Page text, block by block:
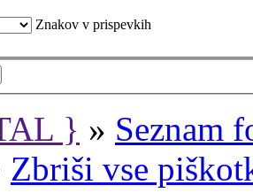
Znakov v prispevkih
} » Seznam
Zbriši vse